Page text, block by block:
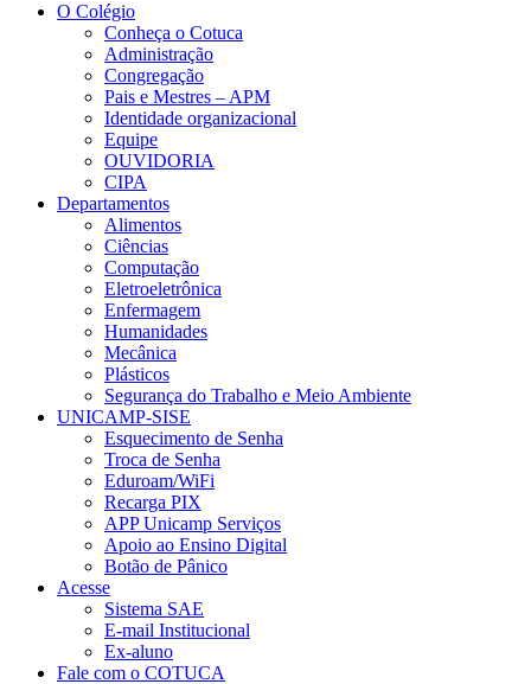
O Colégio
Conheça o Cotuca
Administração
Congregação
Pais e Mestres – APM
Identidade organizacional
Equipe
OUVIDORIA
CIPA
Departamentos
Alimentos
Ciências
Computação
Eletroeletrônica
Enfermagem
Humanidades
Mecânica
Plásticos
Segurança do Trabalho e Meio Ambiente
UNICAMP-SISE
Esquecimento de Senha
Troca de Senha
Eduroam/WiFi
Recarga PIX
APP Unicamp Serviços
Apoio ao Ensino Digital
Botão de Pânico
Acesse
Sistema SAE
E-mail Institucional
Ex-aluno
Fale com o COTUCA